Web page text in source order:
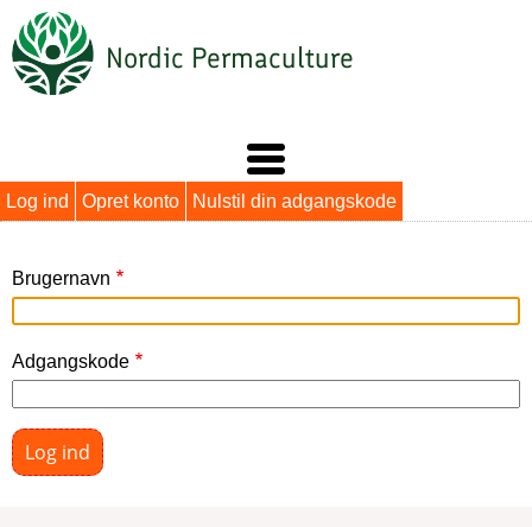
til
hovedindhold
Nordic Permaculture
Primære
Log ind Opret konto Nulstil din adgangskode
Brugernavn
Adgangskode